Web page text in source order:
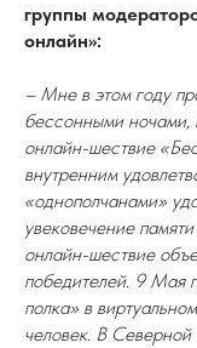
группы
онлайн»:
– Мне в этом году
бессонными ночами,
онлайн-шествие
внутренним
«однополчанами»
увековечение
онлайн-шествие
победителей. 9 Мая
полка» в
человек. В